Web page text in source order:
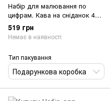
Набір для малювання по
цифрам. Кава на сніданок 40 х
50 см
519 грн
Немає в наявності
Тип пакування
Подарункова коробка